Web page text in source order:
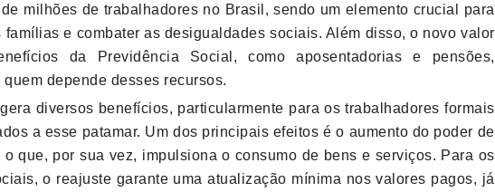
milhões de trabalhadores no Brasil, sendo um elemento crucial para
famílias e combater as desigualdades sociais. Além disso, o novo valor
da Previdência Social, como aposentadorias e pensões,
depende desses recursos.
diversos benefícios, particularmente para os trabalhadores formais
a esse patamar. Um dos principais efeitos é o aumento do poder de
que, por sua vez, impulsiona o consumo de bens e serviços. Para os
o reajuste garante uma atualização mínima nos valores pagos, já